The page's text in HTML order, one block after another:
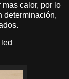
calor, por lo
determinación,